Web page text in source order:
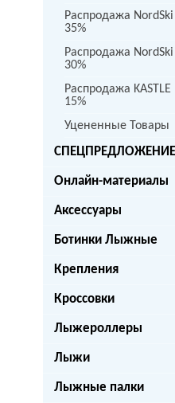
Распродажа NordSki
35%
Распродажа NordSki
30%
Распродажа KASTLE
15%
Уцененные Товары
СПЕЦПРЕДЛОЖЕНИЕ
Онлайн-материалы
Аксессуары
Ботинки Лыжные
Крепления
Кроссовки
Лыжероллеры
Лыжи
Лыжные палки